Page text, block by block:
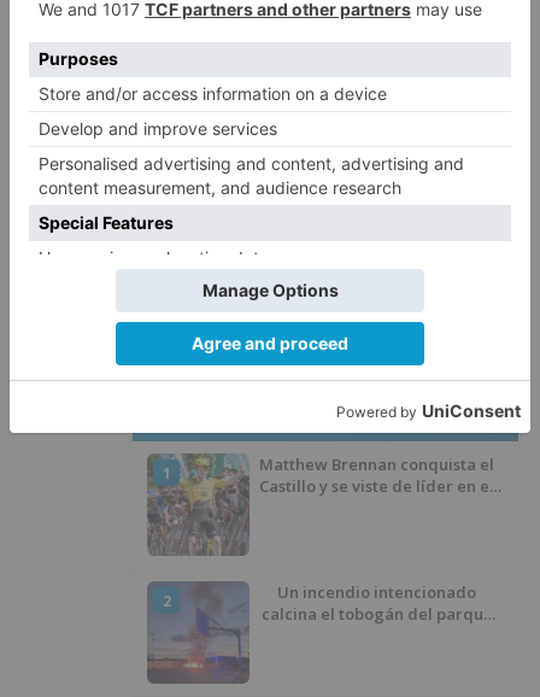
aunque gran parte de estos beneficiarios
residen en otras zonas de la provincia,
incluyendo áreas rurales. En concreto, 1.609 de
estas personas residen en la comarca de Odra-
Pisuerga, por lo que el total de beneficiarios
pertenecientes a dicha comarca en esta
convocatoria será de 2.712.
entidades sociales provincia burgalesa
LO + VISTO
1
Matthew Brennan conquista el
Castillo y se viste de líder en el
2
Un incendio intencionado
calcina el tobogán del parque